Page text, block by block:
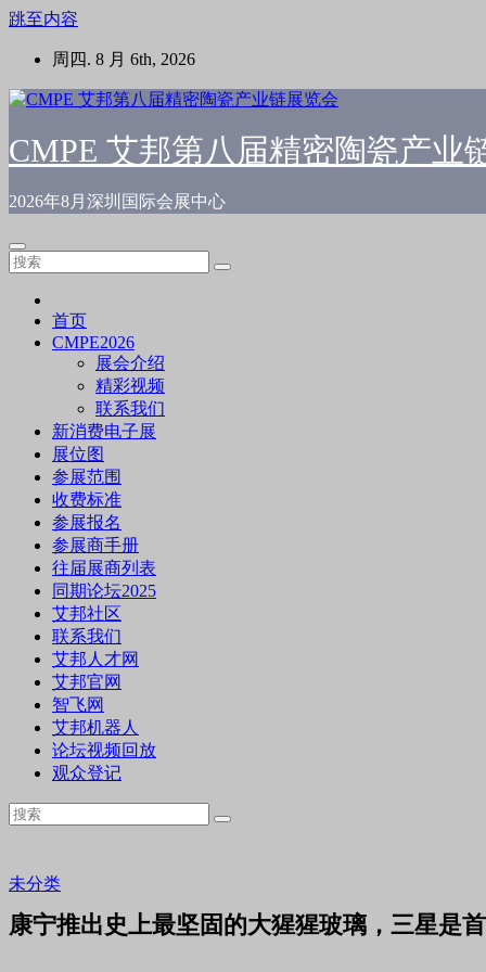
跳至内容
周四. 8 月 6th, 2026
CMPE 艾邦第八届精密陶瓷产业
2026年8月深圳国际会展中心
首页
CMPE2026
展会介绍
精彩视频
联系我们
新消费电子展
展位图
参展范围
收费标准
参展报名
参展商手册
往届展商列表
同期论坛2025
艾邦社区
联系我们
艾邦人才网
艾邦官网
智飞网
艾邦机器人
论坛视频回放
观众登记
未分类
康宁推出史上最坚固的大猩猩玻璃，三星是